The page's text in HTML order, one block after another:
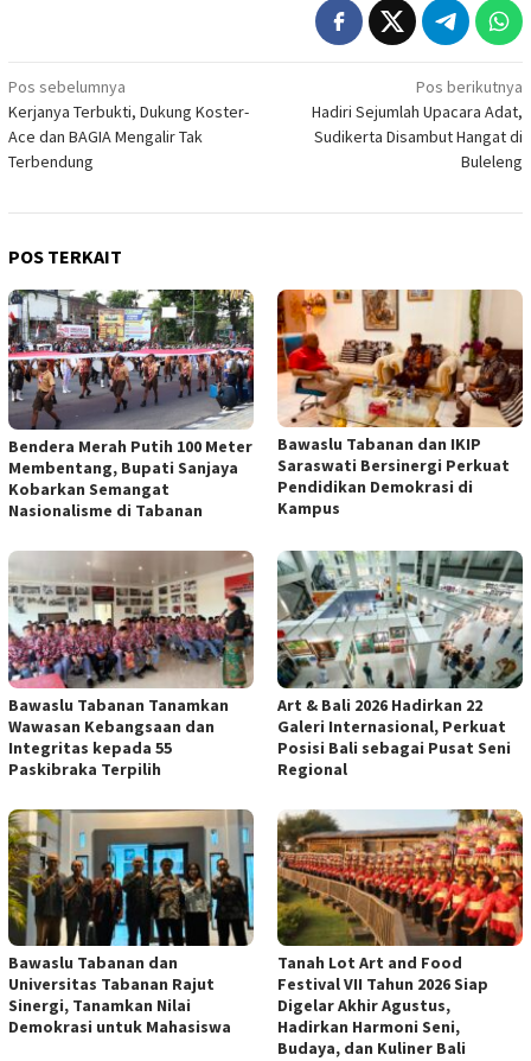
Navigasi
pos
Pos sebelumnya
Kerjanya Terbukti, Dukung Koster-
Ace dan BAGIA Mengalir Tak
Terbendung
Pos berikutnya
Hadiri Sejumlah Upacara Adat,
Sudikerta Disambut Hangat di
Buleleng
POS TERKAIT
Bendera Merah Putih 100 Meter
Membentang, Bupati Sanjaya
Kobarkan Semangat
Nasionalisme di Tabanan
Bawaslu Tabanan dan IKIP
Saraswati Bersinergi Perkuat
Pendidikan Demokrasi di
Kampus
Bawaslu Tabanan Tanamkan
Wawasan Kebangsaan dan
Integritas kepada 55
Paskibraka Terpilih
Art & Bali 2026 Hadirkan 22
Galeri Internasional, Perkuat
Posisi Bali sebagai Pusat Seni
Regional
Bawaslu Tabanan dan
Universitas Tabanan Rajut
Sinergi, Tanamkan Nilai
Demokrasi untuk Mahasiswa
Tanah Lot Art and Food
Festival VII Tahun 2026 Siap
Digelar Akhir Agustus,
Hadirkan Harmoni Seni,
Budaya, dan Kuliner Bali